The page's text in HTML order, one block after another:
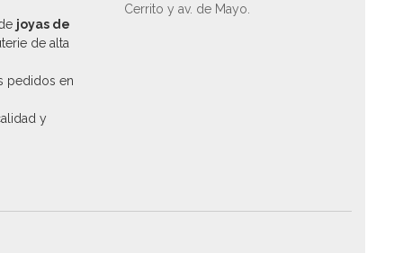
joyas de
de alta
pedidos en
y
Cerrito y av. de Mayo.